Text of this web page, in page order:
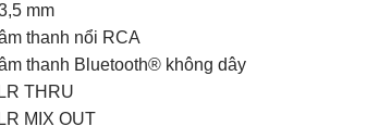
mm
thanh nổi RCA
thanh Bluetooth® không dây
THRU
MIX OUT